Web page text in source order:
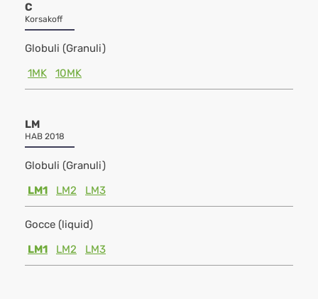
C
Korsakoff
Globuli (Granuli)
1MK
10MK
LM
HAB 2018
Globuli (Granuli)
LM1
LM2 LM3
Gocce (liquid)
LM1
LM2 LM3